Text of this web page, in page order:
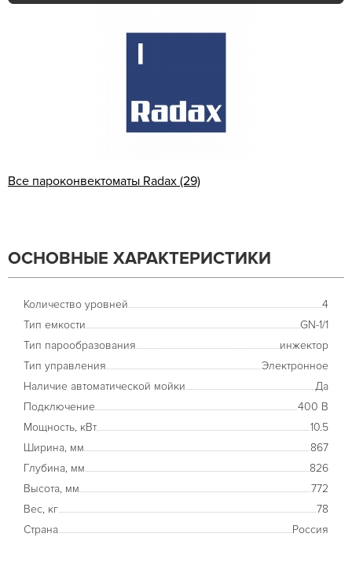
Все пароконвектоматы Radax (29)
ОСНОВНЫЕ ХАРАКТЕРИСТИКИ
Количество уровней
4
Тип емкости
GN-1/1
Тип парообразования
инжектор
Тип управления
Электронное
Наличие автоматической мойки
Да
Подключение
400 В
Мощность, кВт
10.5
Ширина, мм
867
Глубина, мм
826
Высота, мм
772
Вес, кг
78
Страна
Россия